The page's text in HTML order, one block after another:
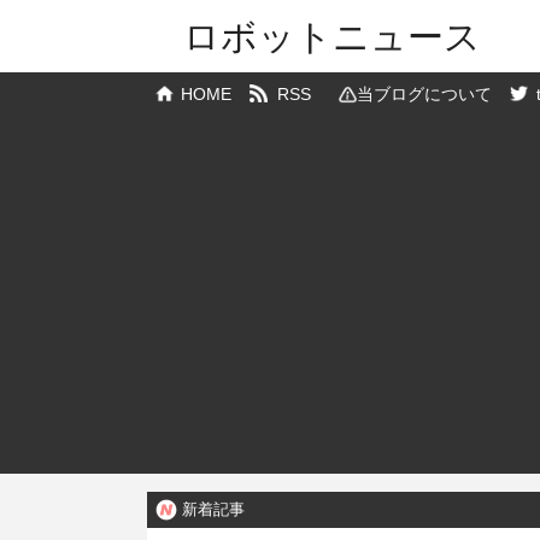
ロボットニュース
HOME RSS 当ブログについて
新着記事